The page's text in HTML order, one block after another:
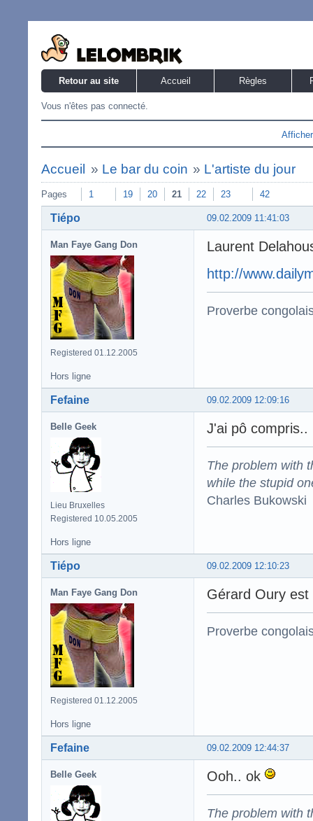
Retour au site Accueil Règles
Vous n'êtes pas connecté.
Accueil » Le bar du coin » L'artiste du jour
Pages 1 19 20 21 22 23 42
09.02.2009 11:41:03
Tiépo
Man Faye Gang Don
Registered 01.12.2005
Laurent
http://
Proverbe
Hors ligne
09.02.2009 12:09:16
Fefaine
Belle Geek
Lieu Bruxelles
Registered 10.05.2005
J'ai pô compris..
The problem with
while the stupid
Charles Bukowski
Hors ligne
09.02.2009 12:10:23
Tiépo
Man Faye Gang Don
Registered 01.12.2005
Gérard Oury
Proverbe
Hors ligne
09.02.2009 12:44:37
Fefaine
Belle Geek Ooh.. ok
The problem with